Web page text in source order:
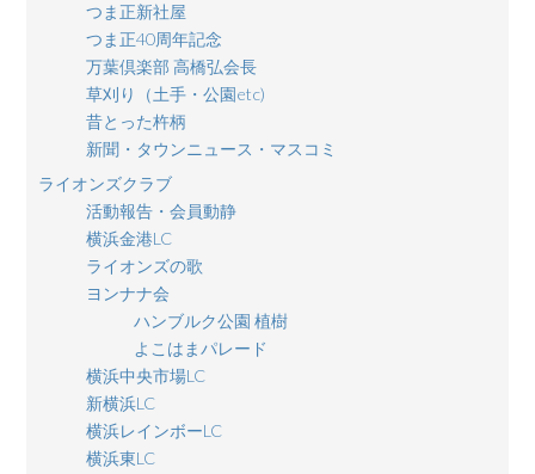
つま正新社屋
つま正40周年記念
万葉倶楽部 高橋弘会長
草刈り（土手・公園etc)
昔とった杵柄
新聞・タウンニュース・マスコミ
ライオンズクラブ
活動報告・会員動静
横浜金港LC
ライオンズの歌
ヨンナナ会
ハンブルク公園 植樹
よこはまパレード
横浜中央市場LC
新横浜LC
横浜レインボーLC
横浜東LC